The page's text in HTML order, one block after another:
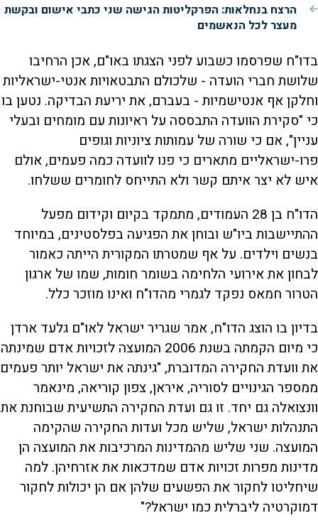
הרצח בנחלאות: הפרקליטות הגישה שני כתבי אישום ובקשת
מעצר לכל הנאשמים
בדו"ח שפרסמו כשבוע לפני הצגתו באו"ם, אכן הרחיבו
שלושת חברי הועדה - שלכולם התבטאויות אנטי-ישראליות
וחלקן אף אנטישמיות - בעברם, את יריעת הבדיקה. נטען בו
כי "סקירת הוועדה התבססה על ראיונות עם מומחים ובעלי
עניין", אם כי שורה של עמותות ציוניות וגופים
פרו-ישראליים מתארים כי פנו לוועדה כמה פעמים, אולם
איש לא יצר איתם קשר ולא התייחס לחומרים ששלחו.
הדו"ח בן 28 העמודים, מתמקד בקיום וקידום מפעל
ההתיישבות ביו"ש ובוחן את הפגיעה בפלסטינים, במיוחד
בנשים וילדים. על אף שמטרתו המקורית הייתה כאמור
לבחון את אירועי הלחימה בשומר חומות, שמו של ארגון
הטרור חמאס נפקד לגמרי מהדו"ח ואינו מוזכר כלל.
בדיון בו הוצג הדו"ח, אמר שגריר ישראל לאו"ם גלעד ארדן
כי מיום הקמתה בשנת 2006 המועצה לזכויות אדם שמינתה
את וועדת החקירה המדוברת, "גינתה את ישראל יותר פעמים
ממספר הגינויים לסוריה, איראן, צפון קוריאה, מינאמר
וונצואלה גם יחד. זו גם ועדת החקירה התשיעית שבוחנת את
התנהלות ישראל, שליש מכל ועדות החקירה שהקימה
המועצה. שני שליש מהמדינות המרכיבות את המועצה הן
מדינות מפרות זכויות אדם שמדכאות את אזרחיהן. למה
שיחליטו לחקור את הפשעים שלהן אם הן יכולות לחקור
דמוקרטיה ליברלית כמו ישראל?"